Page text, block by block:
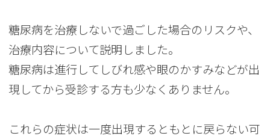
糖尿病を治療しないで過ごした場合のリスクや、
治療内容について説明しました。
糖尿病は進行してしびれ感や眼のかすみなどが出
現してから受診する方も少なくありません。
これらの症状は一度出現するともとに戻らない可